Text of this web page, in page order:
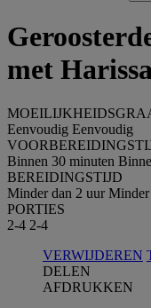
met
Eenvoudig Eenvoudig
Binnen 30 minuten
BEREIDINGSTIJD
Minder dan 2 uur Minder
PORTIES
2-4 2-4
VERWIJDEREN
DELEN
AFDRUKKEN